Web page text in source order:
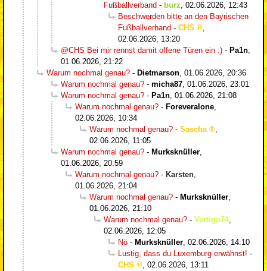
Fußballverband - burz, 02.06.2026, 12:43
Beschwerden bitte an den Bayrischen
Fußballverband - CHS
,
02.06.2026, 13:20
@CHS Bei mir rennst damit offene Türen ein :) - Pa1n,
01.06.2026, 21:22
Warum nochmal genau? - Dietmarson, 01.06.2026, 20:36
Warum nochmal genau? - micha87, 01.06.2026, 23:01
Warum nochmal genau? - Pa1n, 01.06.2026, 21:08
Warum nochmal genau? - Foreveralone,
02.06.2026, 10:34
Warum nochmal genau? - Sascha
,
02.06.2026, 11:05
Warum nochmal genau? - Murksknüller,
01.06.2026, 20:59
Warum nochmal genau? - Karsten,
01.06.2026, 21:04
Warum nochmal genau? - Murksknüller,
01.06.2026, 21:10
Warum nochmal genau? - Vertigo74,
02.06.2026, 12:05
Nö - Murksknüller, 02.06.2026, 14:10
Lustig, dass du Luxemburg erwähnst! -
CHS
, 02.06.2026, 13:11